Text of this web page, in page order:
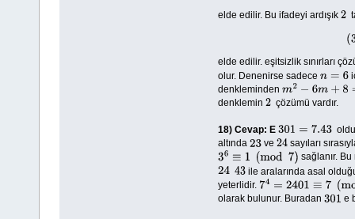
elde edilir. Bu ifadeyi ardışık 2
elde edilir. eşitsizlik sınırları
olur. Denenirse sadece n=6
denkleminden m2− 6m+8= 0
denklemin 2 çözümü vardır.
18) Cevap: E 301=7.43
altında 23ve 24 sayıları
36 ≡1( mod7)
sağlanır.
24 43 ile aralarında asal
yeterlidir. 74 =2401≡7( mod 42)
olarak bulunur. Buradan 301 e